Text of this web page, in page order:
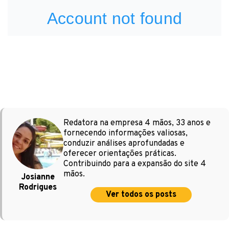
Josianne
Rodrigues
Redatora na empresa 4 mãos, 33 anos e
fornecendo informações valiosas,
conduzir análises aprofundadas e
oferecer orientações práticas.
Contribuindo para a expansão do site 4
mãos.
Ver todos os posts